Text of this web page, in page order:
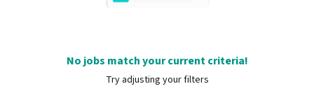
No jobs match your current criteria!
Try adjusting your filters